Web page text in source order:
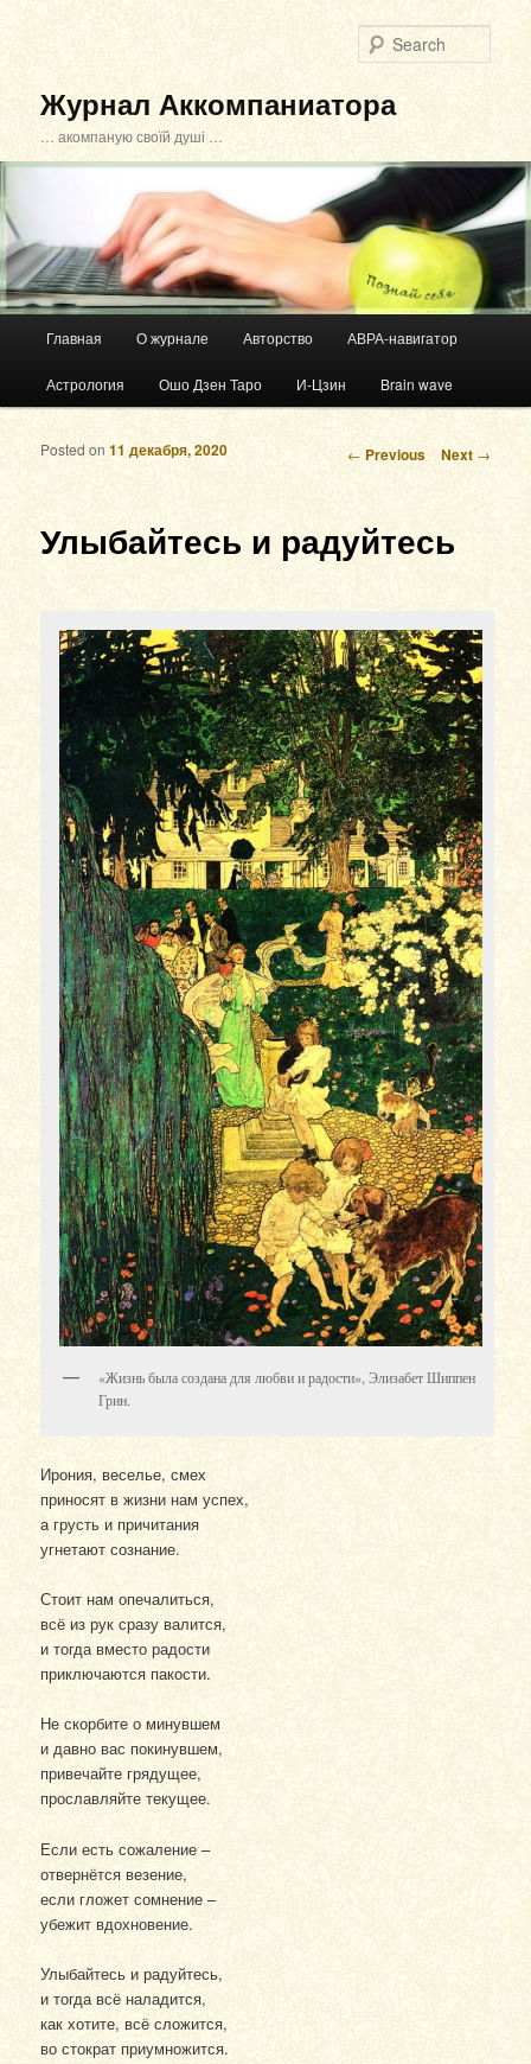
Журнал Аккомпаниатора
… акомпаную своїй душі …
Skip to primary content
Skip to secondary content
Главная О журнале Авторство АВРА-навигатор
Астрология Ошо Дзен Таро И-Цзин Brain wave
Post navigation
← Previous Next →
Улыбайтесь и радуйтесь
Posted on11 декабря, 2020
«Жизнь была создана для любви и радости», Элизабет Шиппен
Грин.
Ирония, веселье, смех
приносят в жизни нам успех,
а грусть и причитания
угнетают сознание.
Стоит нам опечалиться,
всё из рук сразу валится,
и тогда вместо радости
приключаются пакости.
Не скорбите о минувшем
и давно вас покинувшем,
привечайте грядущее,
прославляйте текущее.
Если есть сожаление –
отвернётся везение,
если гложет сомнение –
убежит вдохновение.
Улыбайтесь и радуйтесь,
и тогда всё наладится,
как хотите, всё сложится,
во стократ приумножится.